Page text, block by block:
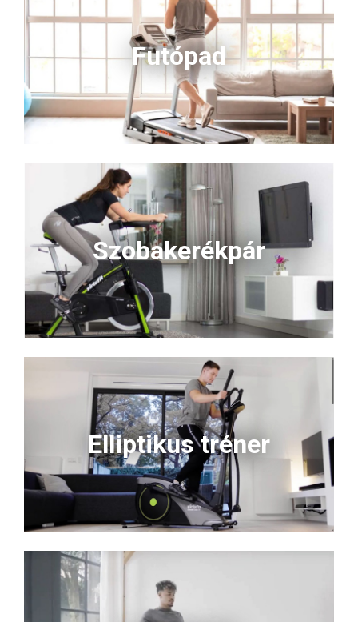
Futópad
Szobakerékpár
Elliptikus tréner